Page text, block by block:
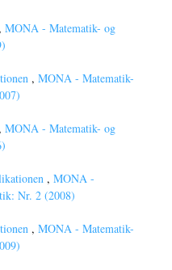
MONA - Matematik- og
, MONA - Matematik-
MONA - Matematik- og
, MONA -
Nr. 2 (2008)
, MONA - Matematik-